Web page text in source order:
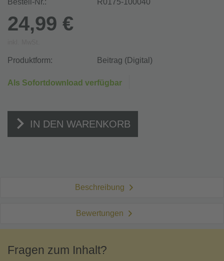
24,99 €
Produktform: Beitrag (Digital)
Als Sofortdownload verfügbar
IN DEN WARENKORB
Beschreibung
Bewertungen
Fragen zum Inhalt?